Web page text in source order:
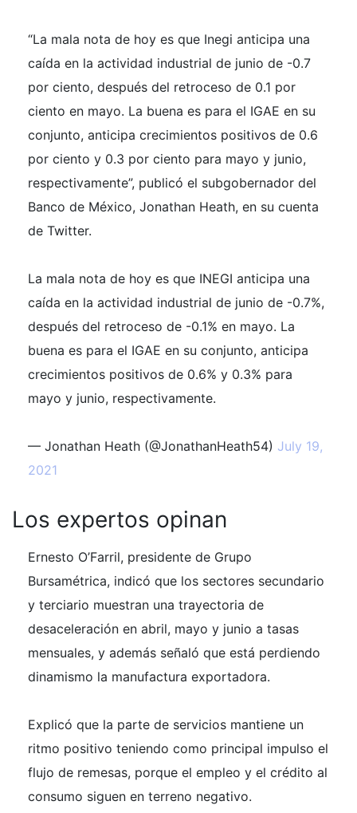
“La mala nota de hoy es que Inegi anticipa una
caída en la actividad industrial de junio de -0.7
por ciento, después del retroceso de 0.1 por
ciento en mayo. La buena es para el IGAE en su
conjunto, anticipa crecimientos positivos de 0.6
por ciento y 0.3 por ciento para mayo y junio,
respectivamente”, publicó el subgobernador del
Banco de México, Jonathan Heath, en su cuenta
de Twitter.
La mala nota de hoy es que INEGI anticipa una
caída en la actividad industrial de junio de -0.7%,
después del retroceso de -0.1% en mayo. La
buena es para el IGAE en su conjunto, anticipa
crecimientos positivos de 0.6% y 0.3% para
mayo y junio, respectivamente.
— Jonathan Heath (@JonathanHeath54) July 19,
2021
Los expertos opinan
Ernesto O’Farril, presidente de Grupo
Bursamétrica, indicó que los sectores secundario
y terciario muestran una trayectoria de
desaceleración en abril, mayo y junio a tasas
mensuales, y además señaló que está perdiendo
dinamismo la manufactura exportadora.
Explicó que la parte de servicios mantiene un
ritmo positivo teniendo como principal impulso el
flujo de remesas, porque el empleo y el crédito al
consumo siguen en terreno negativo.